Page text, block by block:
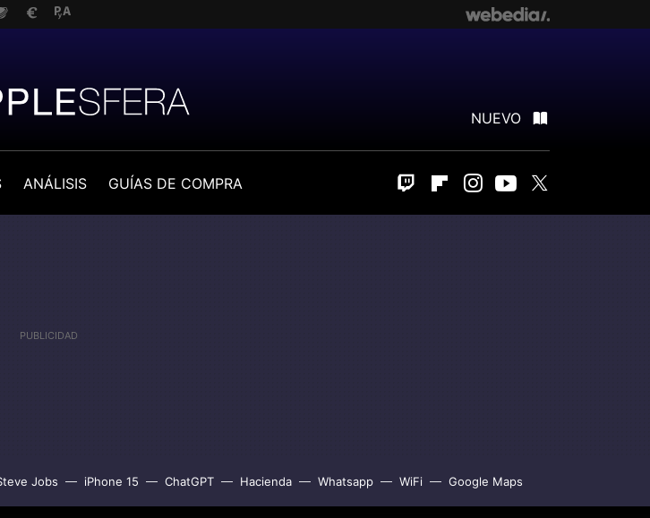
NUEVO
ANÁLISIS GUÍAS DE COMPRA Twitch FlipboardInstagram
Youtube
Jobs iPhone 15 ChatGPT Hacienda Whatsapp WiFi Google Maps